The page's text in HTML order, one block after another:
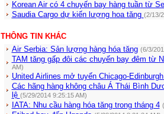
Korean Air có 4 chuyến bay hàng tuần từ
Saudia Cargo dự kiến lượng hoa tăng (2/13/
THÔNG TIN KHÁC
Air Serbia: Sản lượng hàng hóa tăng (6/3/
TAM tăng gấp đôi các chuyến bay đêm từ
AM)
United Airlines mở tuyến Chicago-
Các hãng hàng không châu Á Thái Bình
lệ (5/29/2014 9:25:15 AM)
IATA: Nhu cầu hàng hóa tăng trong tháng 4